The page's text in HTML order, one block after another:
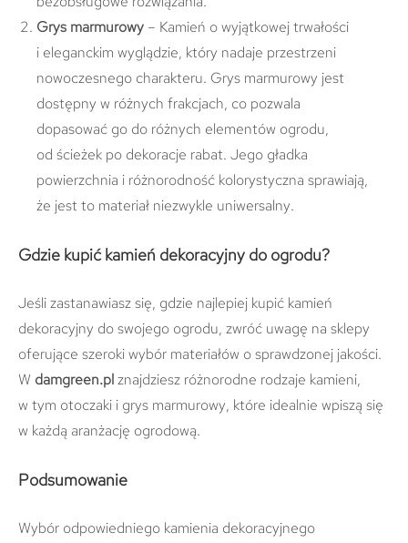
Grys marmurowy – Kamień o wyjątkowej trwałości
i eleganckim wyglądzie, który nadaje przestrzeni
nowoczesnego charakteru. Grys marmurowy jest
dostępny w różnych frakcjach, co pozwala
dopasować go do różnych elementów ogrodu,
od ścieżek po dekoracje rabat. Jego gładka
powierzchnia i różnorodność kolorystyczna sprawiają,
że jest to materiał niezwykle uniwersalny.
Gdzie kupić kamień dekoracyjny do ogrodu?
Jeśli zastanawiasz się, gdzie najlepiej kupić kamień
dekoracyjny do swojego ogrodu, zwróć uwagę na sklepy
oferujące szeroki wybór materiałów o sprawdzonej jakości.
W damgreen.plznajdziesz różnorodne rodzaje kamieni,
w tym otoczaki i grys marmurowy, które idealnie wpiszą się
w każdą aranżację ogrodową.
Podsumowanie
Wybór odpowiedniego kamienia dekoracyjnego